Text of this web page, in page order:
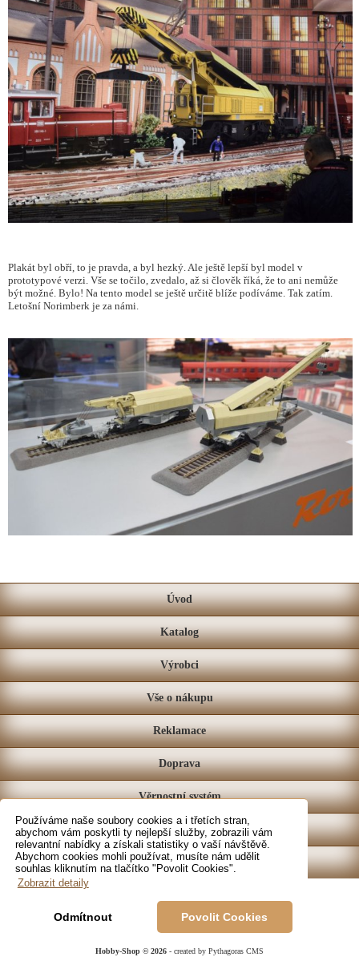
Používáme naše soubory cookies a i třetích stran,
abychom vám poskytli ty nejlepší služby, zobrazili vám
relevantní nabídky a získali statistiky o vaší návštěvě.
Abychom cookies mohli používat, musíte nám udělit
souhlas kliknutím na tlačítko "Povolit Cookies".
Zobrazit detaily
Odmítnout Povolit Cookies
Plakát byl obří, to je pravda, a byl hezký. Ale ještě lepší byl model v
prototypové verzi. Vše se točilo, zvedalo, až si člověk říká, že to ani nemůže
být možné. Bylo! Na tento model se ještě určitě blíže podíváme. Tak zatím.
Letošní Norimberk je za námi.
Úvod
Katalog
Výrobci
Vše o nákupu
Reklamace
Doprava
Věrnostní systém
Prodejna
Kontakt
Hobby-Shop © 2026 - created by Pythagoras CMS